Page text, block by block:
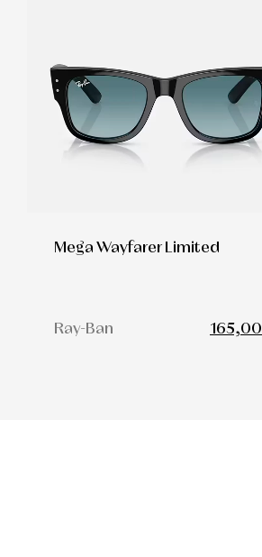
Mega Wayfarer Limited
Ray-Ban